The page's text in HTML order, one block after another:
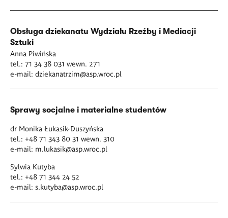
Obsługa dziekanatu Wydziału Rzeźby i Mediacji
Sztuki
Anna Piwińska
tel.: 71 34 38 031 wewn. 271
e-mail: dziekanatrzim@asp.wroc.pl
Sprawy socjalne i materialne studentów
dr Monika Łukasik-Duszyńska
tel.: +48 71 343 80 31 wewn. 310
e-mail: m.lukasik@asp.wroc.pl
Sylwia Kutyba
tel.: +48 71 344 24 52
e-mail: s.kutyba@asp.wroc.pl